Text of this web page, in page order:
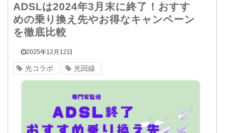
ADSLは2024年3月末に終了！おすす
めの乗り換え先やお得なキャンペーン
を徹底比較
2025年12月12日
光コラボ 光回線